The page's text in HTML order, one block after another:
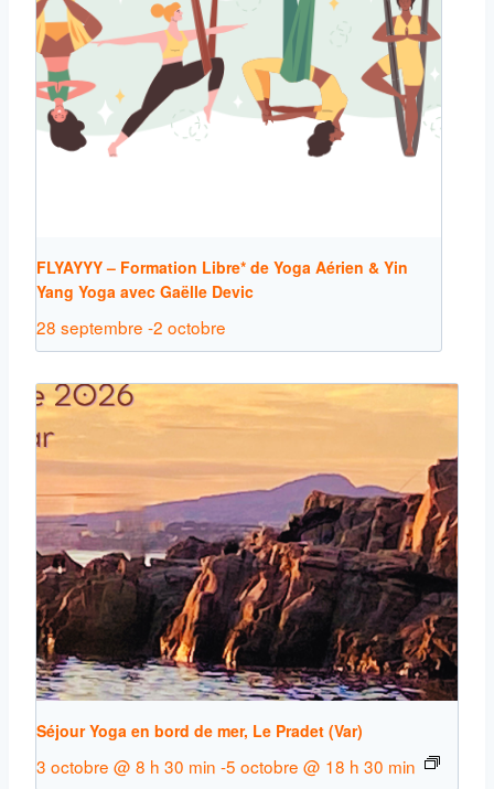
FLYAYYY – Formation Libre* de Yoga Aérien & Yin
Yang Yoga avec Gaëlle Devic
28 septembre -2 octobre
Séjour Yoga en bord de mer, Le Pradet (Var)
3 octobre @ 8 h 30 min -5 octobre @ 18 h 30 min